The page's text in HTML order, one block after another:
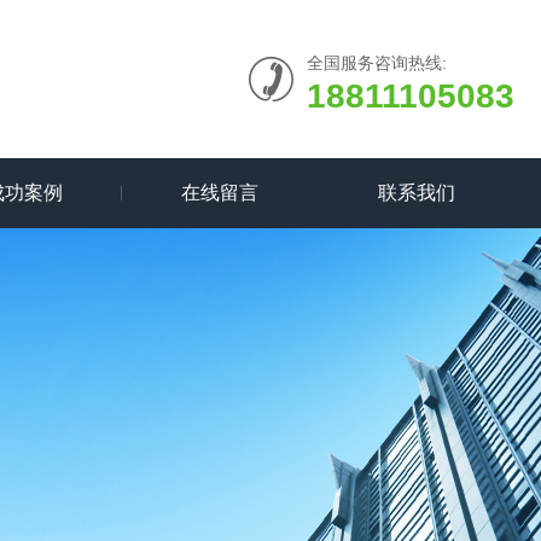
全国服务咨询热线:
18811105083
功案例 在线留言 联系我们